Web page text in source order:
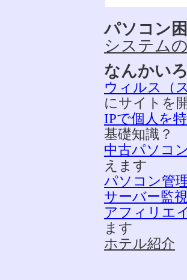
パソコン
システム
なんかい
ウィルス（
にサイトを
IPで個人を
基礎知識？
中古パソコ
えます
パソコン管
サーバー監
アフィリエ
ます
ホテル紹介